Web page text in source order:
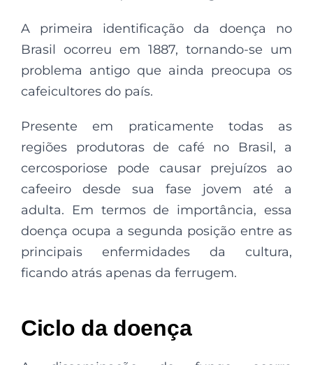
A primeira identificação da doença no
Brasil ocorreu em 1887, tornando-se um
problema antigo que ainda preocupa os
cafeicultores do país.
Presente em praticamente todas as
regiões produtoras de café no Brasil, a
cercosporiose pode causar prejuízos ao
cafeeiro desde sua fase jovem até a
adulta. Em termos de importância, essa
doença ocupa a segunda posição entre as
principais enfermidades da cultura,
ficando atrás apenas da ferrugem.
Ciclo da doença